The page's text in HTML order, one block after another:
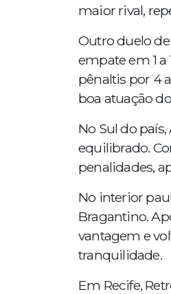
maior rival,
Outro duelo
empate em 1
pênaltis por 4
boa atuação
No Sul do
equilibrado.
penalidades,
No interior
Bragantino.
vantagem e
tranquilidade.
Em Recife,